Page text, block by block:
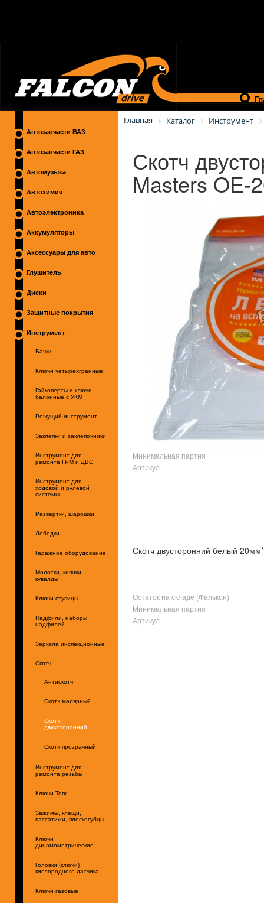
Автозапчасти ВАЗ
Автозапчасти ГАЗ
Автомузыка
Автохимия
Автоэлектроника
Аккумуляторы
Аксессуары для авто
Глушитель
Диски
Защитные покрытия
Инструмент
Бачки
Ключи четырехгранные
Гайковерты и ключи
балонные с УКМ
Режущий инструмент
Заклепки и заклепочники
Инструмент для
ремонта ГРМ и ДВС
Инструмент для
ходовой и рулевой
системы
Развертки, шарошки
Лебедки
Гаражное оборудование
Молотки, киянки,
кувалды
Ключи ступицы
Надфили, наборы
надфилей
Зеркала инспекционные
Скотч
Антискотч
Скотч малярный
Скотч
двухсторонний
Скотч прозрачный
Инструмент для
ремонта резьбы
Ключи Torx
Зажимы, клещи,
пассатижи, плоскогубцы
Ключи
динамометрические
Головки (ключи)
кислородного датчика
Ключи газовые
Главная Каталог Инструмент
Скотч
Masters OE-
Минимальная партия
Артикул
Скотч двусторонний белый
Остаток на складе (Фалькон)
Минимальная партия
Артикул